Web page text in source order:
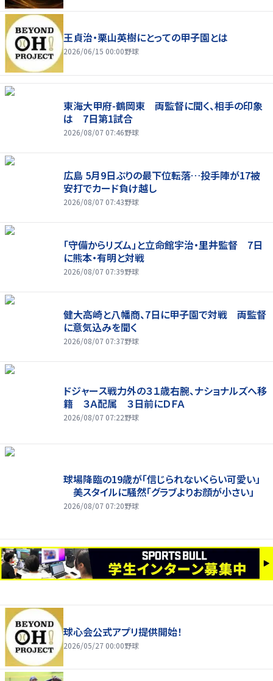
王貞治・栗山英樹にとっての甲子園とは
2026/06/15 00:00野球
東海大甲府-鶴岡東 両監督に聞く、相手の印象
は 7日第1試合
2026/08/07 07:46野球
広島 5月9日ぶりの最下位転落…投手陣が17被
安打でカード負け越し
2026/08/07 07:43野球
「守備からリズム」と立命館宇治・里井監督 7日
に熊本・有明と対戦
2026/08/07 07:39野球
健大高崎と八幡商、7日に甲子園で対戦 両監督
に意気込みを聞く
2026/08/07 07:37野球
ドジャース戦力外の３１歳右腕、ナショナルズへ移
籍 ３Ａ配属 ３日前にＤＦＡ
2026/08/07 07:22野球
球場降臨の19歳が「信じられないくらい可愛い」
美スタイルに騒然「グラブよりお顔が小さい」
2026/08/07 07:20野球
球心会公式アプリ提供開始！
2026/05/27 00:00野球